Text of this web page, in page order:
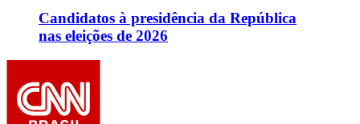
Candidatos à presidência da República
nas eleições de 2026